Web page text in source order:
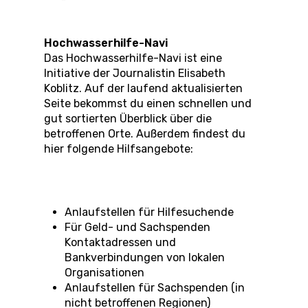
Hochwasserhilfe-Navi
Das Hochwasserhilfe-Navi ist eine
Initiative der Journalistin Elisabeth
Koblitz. Auf der laufend aktualisierten
Seite bekommst du einen schnellen und
gut sortierten Überblick über die
betroffenen Orte. Außerdem findest du
hier folgende Hilfsangebote:
Anlaufstellen für Hilfesuchende
Für Geld- und Sachspenden
Kontaktadressen und
Bankverbindungen von lokalen
Organisationen
Anlaufstellen für Sachspenden (in
nicht betroffenen Regionen)